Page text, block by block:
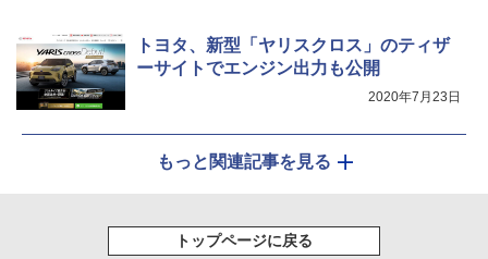
トヨタ、新型「ヤリスクロス」のティザ
ーサイトでエンジン出力も公開
2020年7月23日
もっと関連記事を見る
トップページに戻る